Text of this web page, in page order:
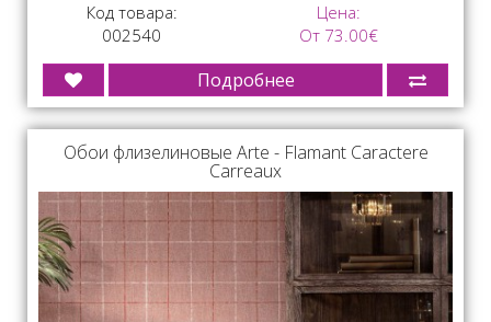
Код товара:
002540
Цена:
От 73.00€
Подробнее
Обои флизелиновые Arte - Flamant Caractere
Carreaux